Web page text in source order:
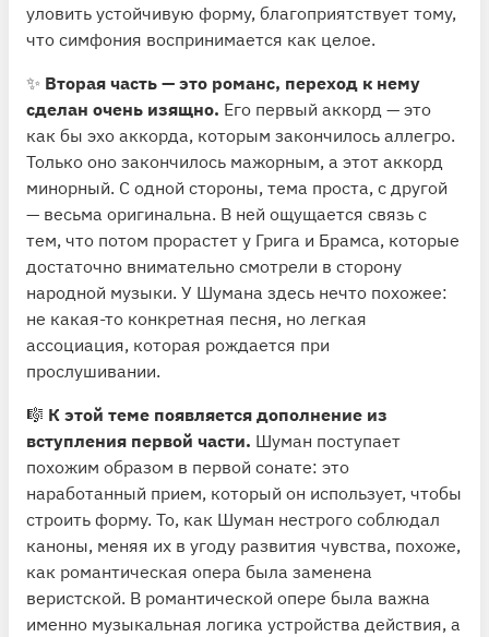
уловить устойчивую форму, благоприятствует тому,
что симфония воспринимается как целое.
✨ Вторая часть — это романс, переход к нему
сделан очень изящно. Его первый аккорд — это
как бы эхо аккорда, которым закончилось аллегро.
Только оно закончилось мажорным, а этот аккорд
минорный. С одной стороны, тема проста, с другой
— весьма оригинальна. В ней ощущается связь с
тем, что потом прорастет у Грига и Брамса, которые
достаточно внимательно смотрели в сторону
народной музыки. У Шумана здесь нечто похожее:
не какая-то конкретная песня, но легкая
ассоциация, которая рождается при
прослушивании.
🎼 К этой теме появляется дополнение из
вступления первой части. Шуман поступает
похожим образом в первой сонате: это
наработанный прием, который он использует, чтобы
строить форму. То, как Шуман нестрого соблюдал
каноны, меняя их в угоду развития чувства, похоже,
как романтическая опера была заменена
веристской. В романтической опере была важна
именно музыкальная логика устройства действия, а